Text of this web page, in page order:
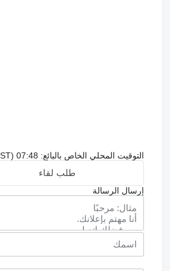
التوقيت المحلي الخاص بالبائع: 07:48 (CEST)
طلب لقاء
إرسال الرسالة